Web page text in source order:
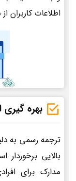
اطلاعات کاربران
بهره
ترجمه رسمی به
بالایی
مدارک برای